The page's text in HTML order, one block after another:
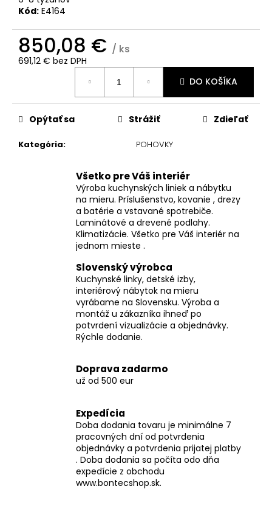
Kód: E4164
850,08 € / ks
691,12 € bez DPH
DO KOŠÍKA
Kategória: POHOVKY
Opýtať sa Strážiť Zdieľať
Všetko pre Váš interiér
Výroba kuchynských liniek a nábytku
na mieru. Príslušenstvo, kovanie , drezy
a batérie a vstavané spotrebiče.
Laminátové a drevené podlahy.
Klimatizácie. Všetko pre Váš interiér na
jednom mieste .
Slovenský výrobca
Kuchynské linky, detské izby,
interiérový nábytok na mieru
vyrábame na Slovensku. Výroba a
montáž u zákazníka ihneď po
potvrdení vizualizácie a objednávky.
Rýchle dodanie.
Doprava zadarmo
už od 500 eur
Expedícia
Doba dodania tovaru je minimálne 7
pracovných dní od potvrdenia
objednávky a potvrdenia prijatej platby
. Doba dodania sa počíta odo dňa
expedície z obchodu
www.bontecshop.sk.
a
m